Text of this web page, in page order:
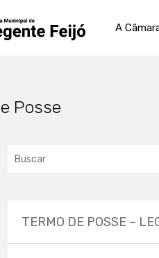
A
Posse
TERMO DE POSSE –